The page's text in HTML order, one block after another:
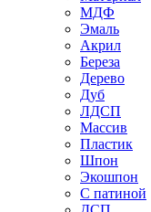
МДФ
Эмаль
Акрил
Береза
Дерево
Дуб
ЛДСП
Массив
Пластик
Шпон
Экошпон
С патиной